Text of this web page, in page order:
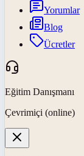
Yorumlar
Blog
Ücretler
Eğitim Danışmanı
Çevrimiçi (online)